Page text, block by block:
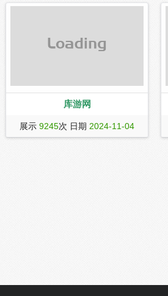
库游网
库游网是免费、绿色、安全的软件下载
展示 9245次 日期 2024-11-04